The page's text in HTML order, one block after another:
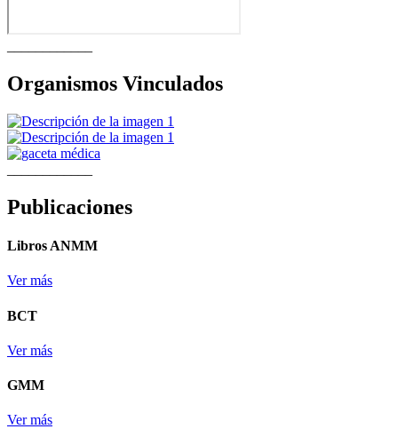
Organismos Vinculados
Publicaciones
Libros ANMM
Ver más
BCT
Ver más
GMM
Ver más